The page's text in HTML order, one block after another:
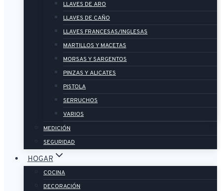
LLAVES DE ARO
LLAVES DE CAÑO
LLAVES FRANCESAS/INGLESAS
MARTILLOS Y MACETAS
MORSAS Y SARGENTOS
PINZAS Y ALICATES
PISTOLA
SERRUCHOS
VARIOS
MEDICIÓN
SEGURIDAD
HOGAR
COCINA
DECORACIÓN